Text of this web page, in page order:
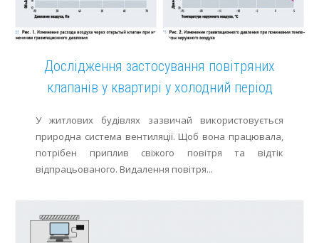
Дослідження застосування повітряних
клапанів у квартирі у холодний період
У житлових будівлях зазвичай використовується
природна система вентиляції. Щоб вона працювала,
потрібен приплив свіжого повітря та відтік
відпрацьованого. Видалення повітря...